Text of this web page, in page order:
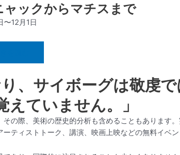
ャックからマチスまで
〜12月1日
、サイボーグは敬虔
ていません。」
の際、美術の歴史的分析も含めることもあります
ティストトーク、講演、映画上映などの無料イベン